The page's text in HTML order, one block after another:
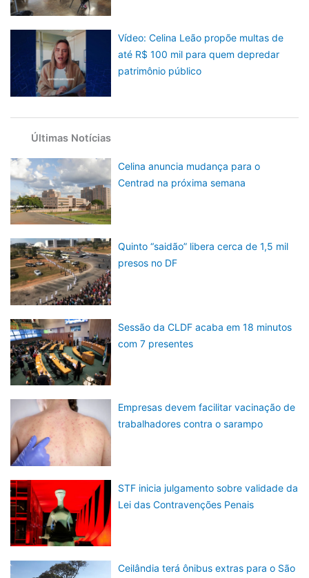
Vídeo: Celina Leão propõe multas de
até R$ 100 mil para quem depredar
patrimônio público
Últimas Notícias
Celina anuncia mudança para o
Centrad na próxima semana
Quinto “saidão” libera cerca de 1,5 mil
presos no DF
Sessão da CLDF acaba em 18 minutos
com 7 presentes
Empresas devem facilitar vacinação de
trabalhadores contra o sarampo
STF inicia julgamento sobre validade da
Lei das Contravenções Penais
Ceilândia terá ônibus extras para o São